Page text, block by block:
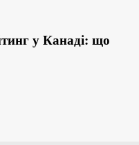
у Канаді: що